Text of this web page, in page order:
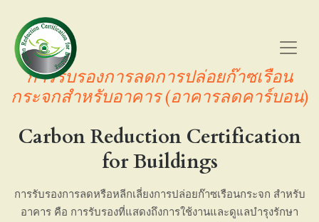
การรับรองการลดการปล่อยก๊าซเรือน
กระจกสำหรับอาคาร (อาคารลดคาร์บอน)
Carbon Reduction Certification
for Buildings
การรับรองการลดหรือหลีกเลี่ยงการปล่อยก๊าซเรือนกระจก สำหรับ
อาคาร คือ การรับรองที่แสดงถึงการใช้งานและดูแลบำรุงรักษา